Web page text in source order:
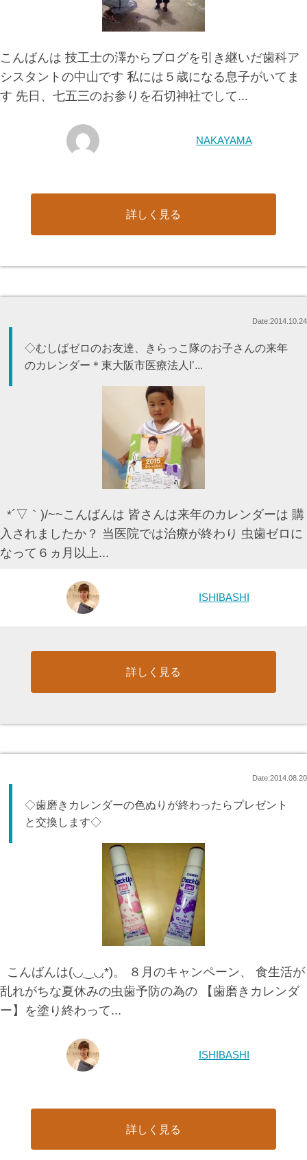
こんばんは 技工士の澤からブログを引き継いだ歯科ア
シスタントの中山です 私には５歳になる息子がいてま
す 先日、七五三のお参りを石切神社でして...
NAKAYAMA
詳しく見る
Date:2014.10.24
◇むしばゼロのお友達、きらっこ隊のお子さんの来年
のカレンダー＊東大阪市医療法人I’...
*´▽｀)/~~こんばんは 皆さんは来年のカレンダーは 購
入されましたか？ 当医院では治療が終わり 虫歯ゼロに
なって６ヵ月以上...
ISHIBASHI
詳しく見る
Date:2014.08.20
◇歯磨きカレンダーの色ぬりが終わったらプレゼント
と交換します◇
こんばんは(◡‿◡ฺ*)。 ８月のキャンペーン、 食生活が
乱れがちな夏休みの虫歯予防の為の 【歯磨きカレンダ
ー】を塗り終わって...
ISHIBASHI
詳しく見る